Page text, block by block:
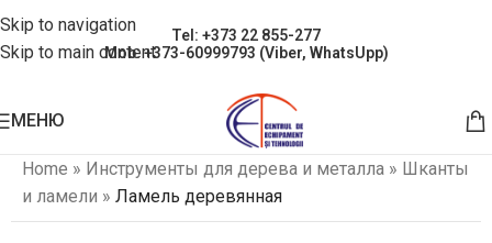
Skip to navigation
Skip to main content
Tel: +373 22 855-277
Mob: +373-60999793 (Viber, WhatsUpp)
МЕНЮ
Home » Инструменты для дерева и металла » Шканты
и ламели » Ламель деревянная